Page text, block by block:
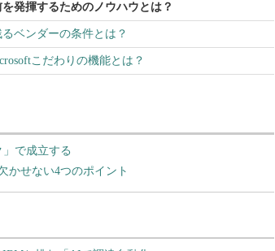
発揮するためのノウハウとは？
ベンダーの条件とは？
こだわりの機能とは？
で成立する
かせない4つのポイント